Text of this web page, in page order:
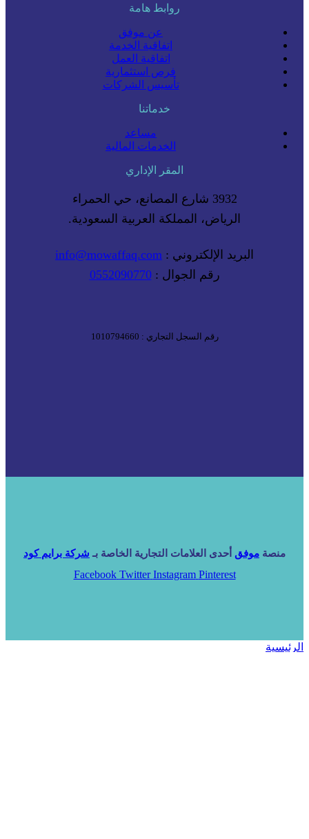
روابط هامة
عن موفق
اتفاقية الخدمة
اتفاقية العمل
فرص استثمارية
تأسيس الشركات
خدماتنا
مساعد
الخدمات المالية
المقر الإداري
3932 شارع المصانع، حي الحمراء
الرياض، المملكة العربية السعودية.
البريد الإلكتروني : info@mowaffaq.com
رقم الجوال :0552090770
رقم السجل التجاري : 1010794660
منصة موفق أحدى العلامات التجارية الخاصة بـ شركة برايم كود
Facebook Twitter Instagram Pinterest
الرئيسية